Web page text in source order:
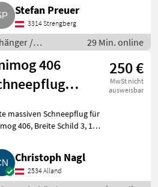
x 1, 07 m, Reifen 9.00-
Abschiebewagen
Stefan Preuer
3314 Strengberg
/
29 Min. online
406
250 €
MwSt nicht
ausweisbar
massiven Schneepflug für
Breite Schild 3, 10
84 cm.
Schneepflüge
Christoph Nagl
2534 Alland